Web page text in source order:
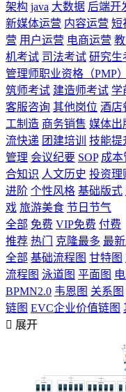
架构 java 大数据 后端开
新媒体运营 内容运营 短
营 用户运营 电商运营
机考试 司法考试 研究生
管理师职业资格（PMP）
筑师考试 建造师考试 学
客服咨询 其他岗位 酒店
工制造 商务销售 媒体出
流快递 团建培训 技能提
管理 会议纪要 SOP 成本
合知识 人文历史 投资理
进阶 个性风格 基础版式
戏 旅游美食 节日节气
全部 免费 VIP免费 付费
推荐 热门 克隆最多 最
全部 基础流程图 甘特图
流程图 泳道图 平面图
BPMN2.0 韦恩图 关系图
链图 EVC企业价值链图
 展开